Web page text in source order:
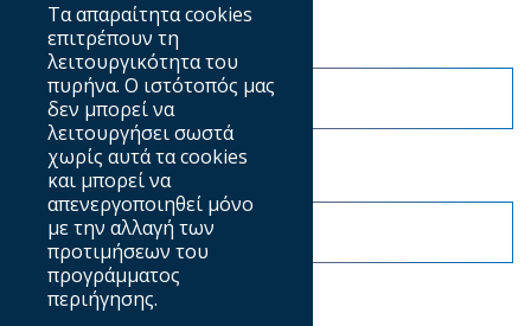
Email
Τηλέφωνο
Εταιρεία
Τα απαραίτητα cookies
επιτρέπουν τη
λειτουργικότητα του
πυρήνα. Ο ιστότοπός μας
δεν μπορεί να
λειτουργήσει σωστά
χωρίς αυτά τα cookies
και μπορεί να
απενεργοποιηθεί μόνο
με την αλλαγή των
προτιμήσεων του
προγράμματος
περιήγησης.